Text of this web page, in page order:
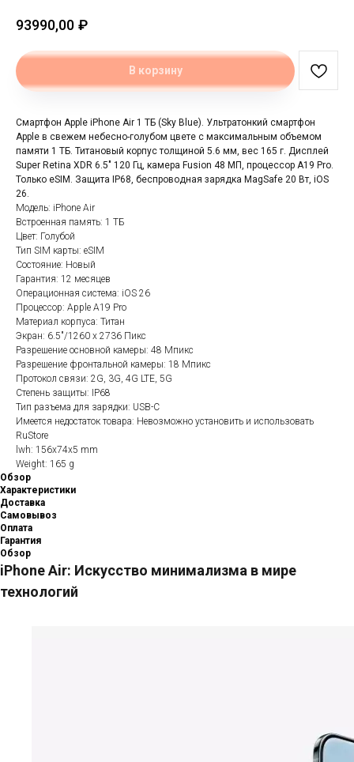
93990,00 ₽
В корзину
Смартфон Apple iPhone Air 1 ТБ (Sky Blue). Ультратонкий смартфон
Apple в свежем небесно-голубом цвете с максимальным объемом
памяти 1 ТБ. Титановый корпус толщиной 5.6 мм, вес 165 г. Дисплей
Super Retina XDR 6.5" 120 Гц, камера Fusion 48 МП, процессор A19 Pro.
Только eSIM. Защита IP68, беспроводная зарядка MagSafe 20 Вт, iOS
26.
Модель: iPhone Air
Встроенная память: 1 ТБ
Цвет: Голубой
Тип SIM карты: eSIM
Состояние: Новый
Гарантия: 12 месяцев
Операционная система: iOS 26
Процессор: Apple A19 Pro
Материал корпуса: Титан
Экран: 6.5"/1260 x 2736 Пикс
Разрешение основной камеры: 48 Мпикс
Разрешение фронтальной камеры: 18 Мпикс
Протокол связи: 2G, 3G, 4G LTE, 5G
Степень защиты: IP68
Тип разъема для зарядки: USB-C
Имеется недостаток товара: Невозможно установить и использовать
RuStore
lwh: 156x74x5 mm
Weight: 165 g
Обзор
Характеристики
Доставка
Самовывоз
Оплата
Гарантия
Обзор
iPhone Air: Искусство минимализма в мире
технологий